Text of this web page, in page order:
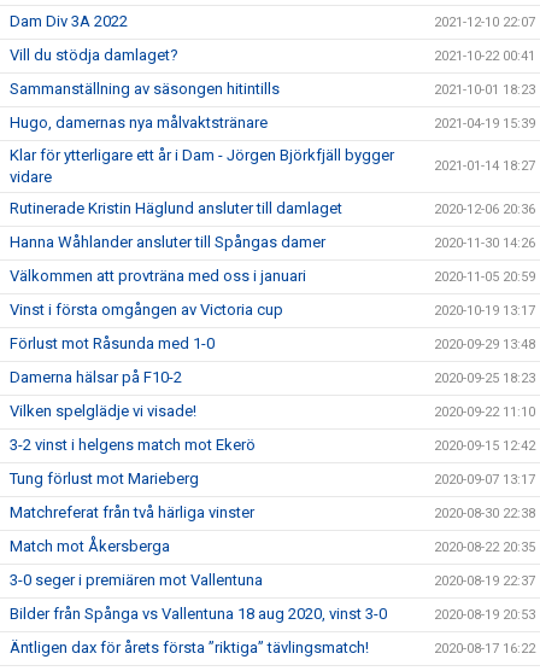
Dam Div 3A 2022 2021-12-10 22:07
Vill du stödja damlaget? 2021-10-22 00:41
Sammanställning av säsongen hitintills 2021-10-01 18:23
Hugo, damernas nya målvaktstränare 2021-04-19 15:39
Klar för ytterligare ett år i Dam - Jörgen Björkfjäll bygger
vidare
2021-01-14 18:27
Rutinerade Kristin Häglund ansluter till damlaget 2020-12-06 20:36
Hanna Wåhlander ansluter till Spångas damer 2020-11-30 14:26
Välkommen att provträna med oss i januari 2020-11-05 20:59
Vinst i första omgången av Victoria cup 2020-10-19 13:17
Förlust mot Råsunda med 1-0 2020-09-29 13:48
Damerna hälsar på F10-2 2020-09-25 18:23
Vilken spelglädje vi visade! 2020-09-22 11:10
3-2 vinst i helgens match mot Ekerö 2020-09-15 12:42
Tung förlust mot Marieberg 2020-09-07 13:17
Matchreferat från två härliga vinster 2020-08-30 22:38
Match mot Åkersberga 2020-08-22 20:35
3-0 seger i premiären mot Vallentuna 2020-08-19 22:37
Bilder från Spånga vs Vallentuna 18 aug 2020, vinst 3-0 2020-08-19 20:53
Äntligen dax för årets första ”riktiga” tävlingsmatch! 2020-08-17 16:22